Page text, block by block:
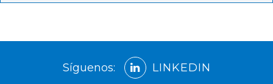
Síguenos: LINKEDIN